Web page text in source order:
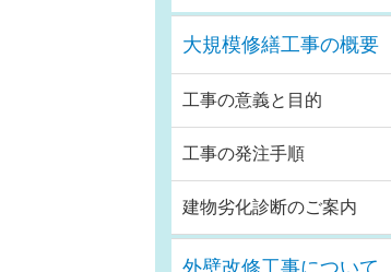
大規模修繕工事の概要
工事の意義と目的
工事の発注手順
建物劣化診断のご案内
外壁改修工事について